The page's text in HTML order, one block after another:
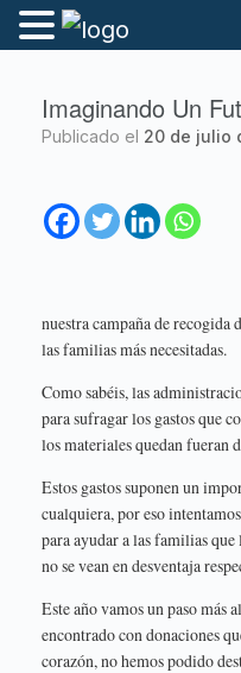
Imaginando Un
Publicado el 20 de julio
nuestra campaña de recogida
las familias más necesitadas.
Como sabéis, las
para sufragar los gastos que
los materiales quedan fueran
Estos gastos suponen un
cualquiera, por eso
para ayudar a las familias que
no se vean en desventaja
Este año vamos un paso más
encontrado con donaciones
corazón, no hemos podido